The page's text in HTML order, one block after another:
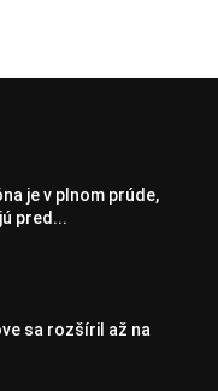
je v plnom prúde,
pred...
sa rozšíril až na